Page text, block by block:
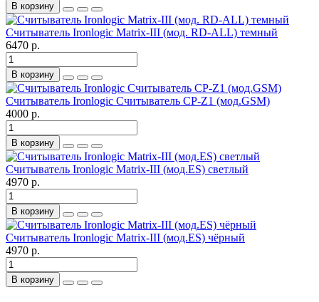
В корзину
Считыватель Ironlogic Matrix-III (мод. RD-ALL) темный
6470 р.
В корзину
Считыватель Ironlogic Считыватель CP-Z1 (мод.GSM)
4000 р.
В корзину
Считыватель Ironlogic Matrix-III (мод.ES) светлый
4970 р.
В корзину
Считыватель Ironlogic Matrix-III (мод.ES) чёрный
4970 р.
В корзину